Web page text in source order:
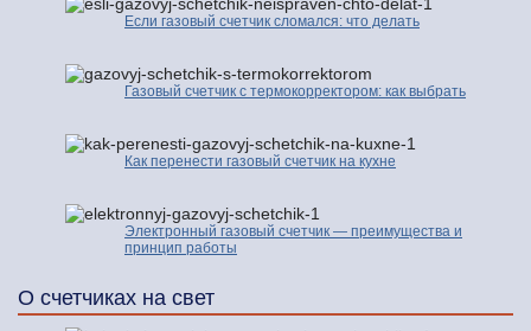
Если газовый счетчик сломался: что делать
Газовый счетчик с термокорректором: как выбрать
Как перенести газовый счетчик на кухне
Электронный газовый счетчик — преимущества и
принцип работы
О счетчиках на свет